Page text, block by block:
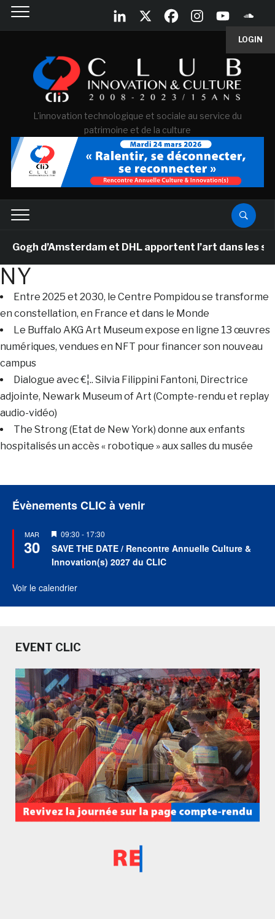
LOGIN
L'innovation technologique et sociale au service du
patrimoine et de la culture
d’Amsterdam et DHL apportent l’art dans les
NY
Entre 2025 et 2030, le Centre Pompidou se transforme
en constellation, en France et dans le Monde
Le Buffalo AKG Art Museum expose en ligne 13 œuvres
numériques, vendues en NFT pour financer son nouveau
campus
Dialogue avec €¦.. Silvia Filippini Fantoni, Directrice
adjointe, Newark Museum of Art (Compte-rendu et replay
audio-vidéo)
The Strong (Etat de New York) donne aux enfants
hospitalisés un accès « robotique » aux salles du musée
Évènements CLIC à venir
MAR
30
Mis
en
avant
09:30 - 17:30
SAVE THE DATE / Rencontre Annuelle Culture &
Innovation(s) 2027 du CLIC
Voir le calendrier
EVENT CLIC